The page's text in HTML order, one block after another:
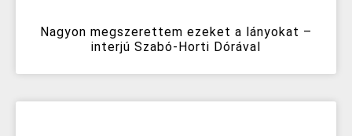
Nagyon megszerettem ezeket a lányokat –
interjú Szabó-Horti Dórával